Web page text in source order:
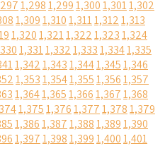
1,2981,2991,3001,3011,302
1,3091,3101,3111,3121,313
1,3201,3211,3221,3231,324
1,3311,3321,3331,3341,335
1,3421,3431,3441,3451,346
1,3531,3541,3551,3561,357
1,3641,3651,3661,3671,368
1,3751,3761,3771,3781,379
1,3861,3871,3881,3891,390
1,3971,3981,3991,4001,401